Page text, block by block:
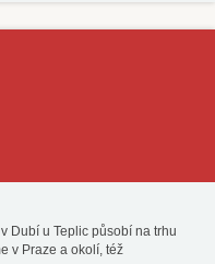
Dubí u Teplic působí na trhu
v Praze a okolí, též